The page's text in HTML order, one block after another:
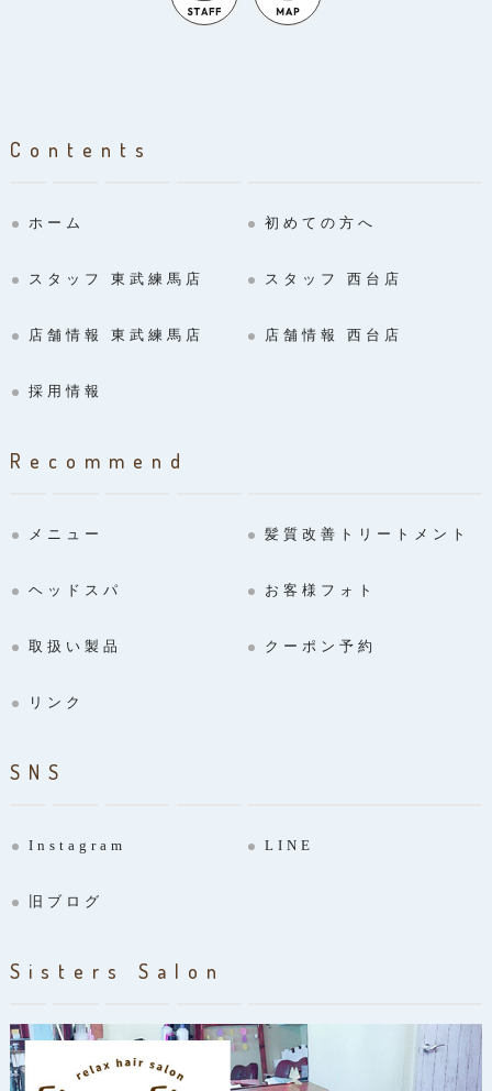
Contents
ホーム 初めての方へ
スタッフ 東武練馬店 スタッフ 西台店
店舗情報 東武練馬店 店舗情報 西台店
採用情報
Recommend
メニュー 髪質改善トリートメント
ヘッドスパ お客様フォト
取扱い製品 クーポン予約
リンク
SNS
Instagram LINE
旧ブログ
Sisters Salon